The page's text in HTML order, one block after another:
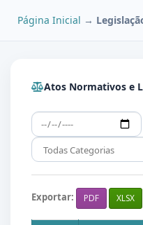
Página Inicial →
Atos Normativos e
Exportar: PDF XLSX